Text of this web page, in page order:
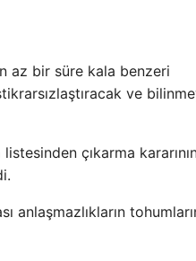
az bir süre kala benzeri
ve
çıkarma